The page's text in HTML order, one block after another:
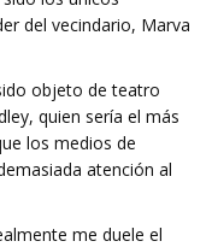
del vecindario, Marva
objeto de teatro
quien sería el más
los medios de
atención al
me duele el